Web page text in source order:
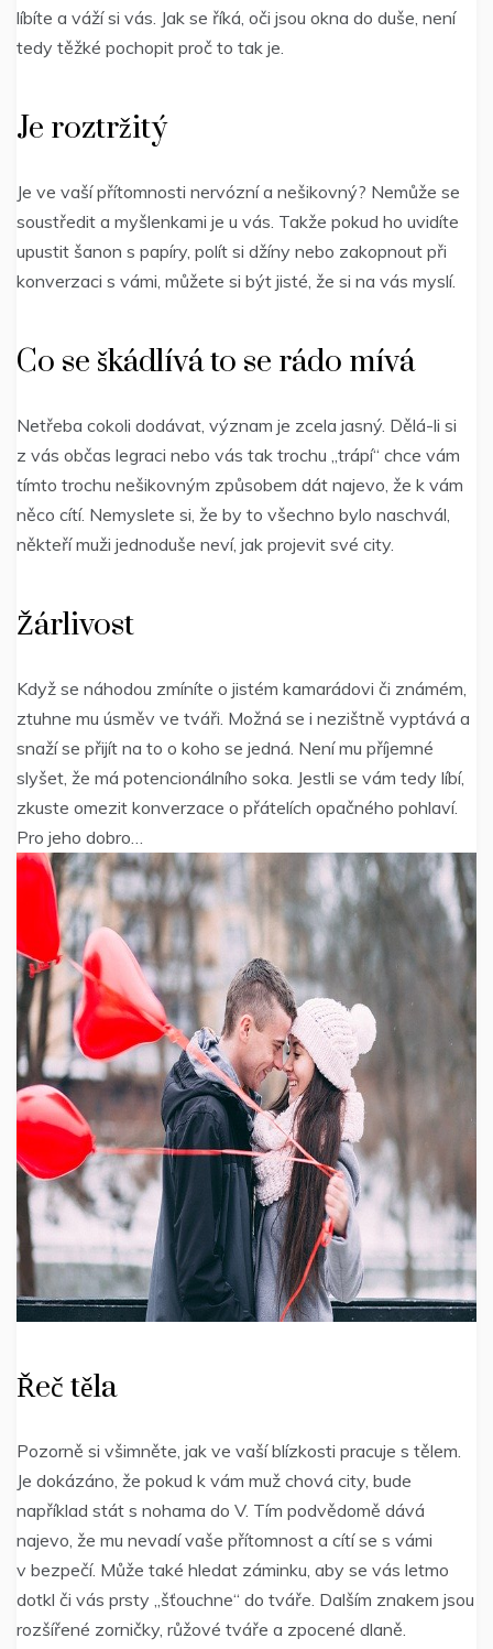
líbíte a váží si vás. Jak se říká, oči jsou okna do duše, není
tedy těžké pochopit proč to tak je.
Je roztržitý
Je ve vaší přítomnosti nervózní a nešikovný? Nemůže se
soustředit a myšlenkami je u vás. Takže pokud ho uvidíte
upustit šanon s papíry, polít si džíny nebo zakopnout při
konverzaci s vámi, můžete si být jisté, že si na vás myslí.
Co se škádlívá to se rádo mívá
Netřeba cokoli dodávat, význam je zcela jasný. Dělá-li si
z vás občas legraci nebo vás tak trochu „trápí“ chce vám
tímto trochu nešikovným způsobem dát najevo, že k vám
něco cítí. Nemyslete si, že by to všechno bylo naschvál,
někteří muži jednoduše neví, jak projevit své city.
Žárlivost
Když se náhodou zmíníte o jistém kamarádovi či známém,
ztuhne mu úsměv ve tváři. Možná se i nezištně vyptává a
snaží se přijít na to o koho se jedná. Není mu příjemné
slyšet, že má potencionálního soka. Jestli se vám tedy líbí,
zkuste omezit konverzace o přátelích opačného pohlaví.
Pro jeho dobro…
Řeč těla
Pozorně si všimněte, jak ve vaší blízkosti pracuje s tělem.
Je dokázáno, že pokud k vám muž chová city, bude
například stát s nohama do V. Tím podvědomě dává
najevo, že mu nevadí vaše přítomnost a cítí se s vámi
v bezpečí. Může také hledat záminku, aby se vás letmo
dotkl či vás prsty „šťouchne“ do tváře. Dalším znakem jsou
rozšířené zorničky, růžové tváře a zpocené dlaně.